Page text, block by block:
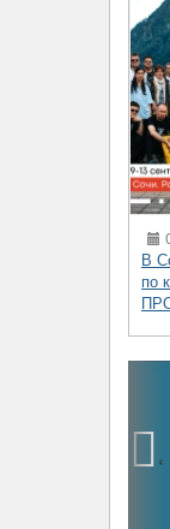
В
по
‹